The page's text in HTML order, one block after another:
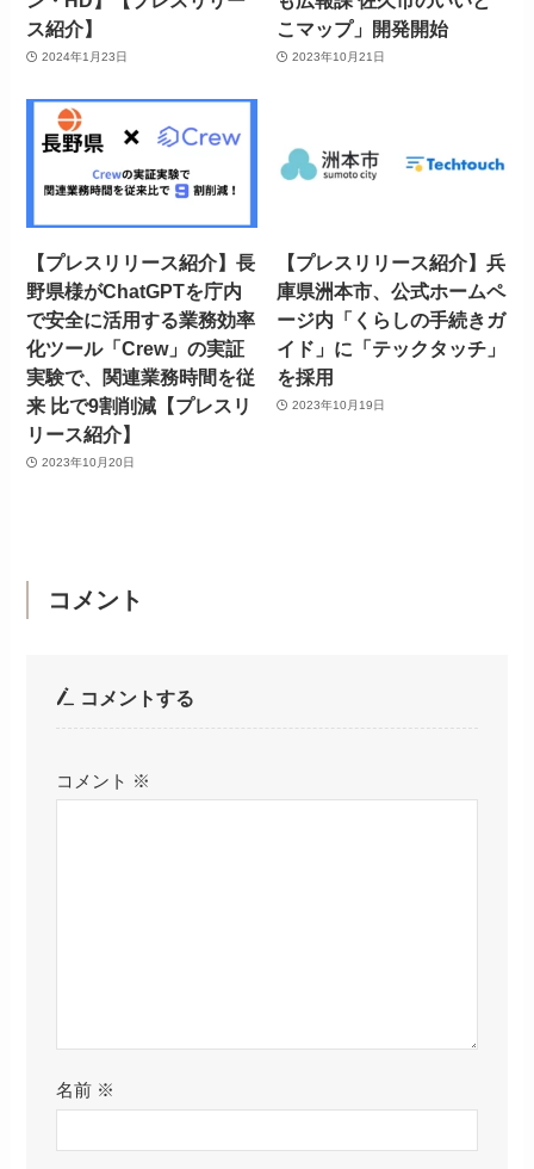
ス紹介】
2024年1月23日
こマップ」開発開始
2023年10月21日
【プレスリリース紹介】長
野県様がChatGPTを庁内
で安全に活用する業務効率
化ツール「Crew」の実証
実験で、関連業務時間を従
来 比で9割削減【プレスリ
リース紹介】
2023年10月20日
【プレスリリース紹介】兵
庫県洲本市、公式ホームペ
ージ内「くらしの手続きガ
イド」に「テックタッチ」
を採用
2023年10月19日
コメント
コメントする
コメント ※
名前 ※